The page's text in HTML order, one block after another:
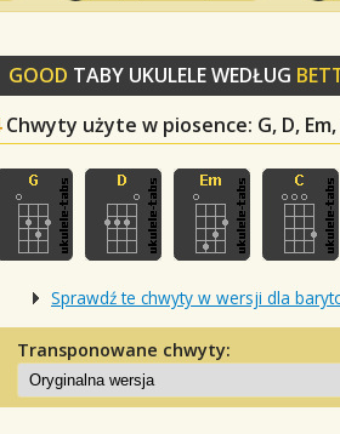
GOOD TABY UKULELE WEDŁUG
Chwyty użyte w piosence: G, D,
Sprawdź te chwyty w wersji dla
Transponowane chwyty: